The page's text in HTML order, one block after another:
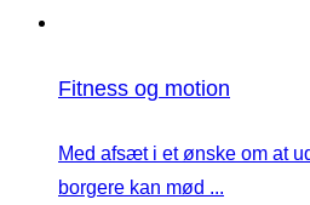
Fitness og motion
Med afsæt i et ønske om at
borgere kan mød ...